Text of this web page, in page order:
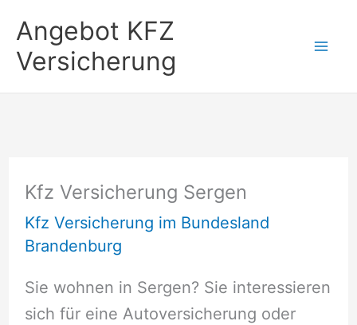
Inhalt
springen
Angebot KFZ
Versicherung
Kfz Versicherung Sergen
Kfz Versicherung im Bundesland
Brandenburg
Sie wohnen in Sergen? Sie interessieren
sich für eine Autoversicherung oder